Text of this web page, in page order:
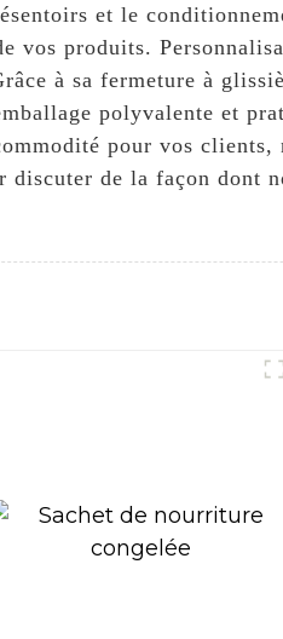
et le
produits.
à sa fermeture à
polyvalente et
pour vos
de la façon dont